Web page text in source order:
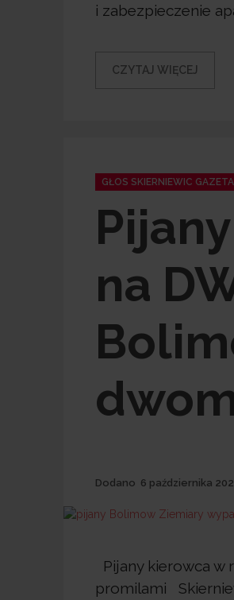
i zabezpieczenie
CZYTAJ WIĘCEJ
Categories
GŁOS SKIERNIEWIC
na
Dodano 6 października
Pijany kierowca w
promilami